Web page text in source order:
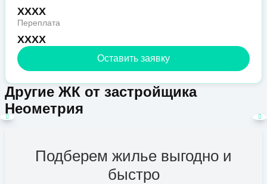
XXXX
Переплата
XXXX
Оставить заявку
Другие ЖК от застройщика
Неометрия
Подберем жилье выгодно и
быстро